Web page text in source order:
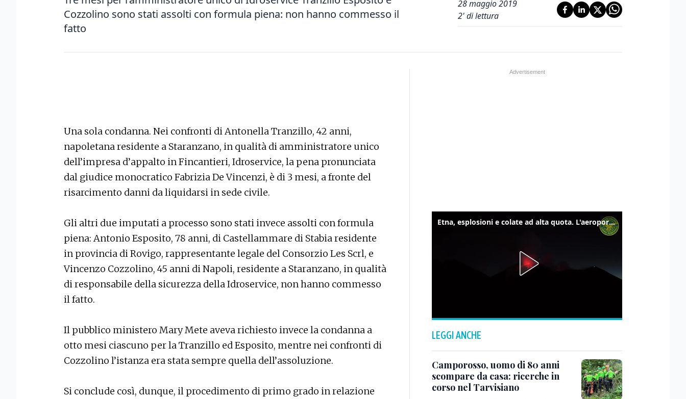
Cozzolino sono stati assolti con formula piena: non hanno commesso il
fatto
28 maggio 2019
2' di lettura
Una sola condanna. Nei confronti di Antonella Tranzillo, 42 anni,
napoletana residente a Staranzano, in qualità di amministratore unico
dell’impresa d’appalto in Fincantieri, Idroservice, la pena pronunciata
dal giudice monocratico Fabrizia De Vincenzi, è di 3 mesi, a fronte del
risarcimento danni da liquidarsi in sede civile.
Gli altri due imputati a processo sono stati invece assolti con formula
piena: Antonio Esposito, 78 anni, di Castellammare di Stabia residente
in provincia di Rovigo, rappresentante legale del Consorzio Les Scrl, e
Vincenzo Cozzolino, 45 anni di Napoli, residente a Staranzano, in qualità
di responsabile della sicurezza della Idroservice, non hanno commesso
il fatto.
Il pubblico ministero Mary Mete aveva richiesto invece la condanna a
otto mesi ciascuno per la Tranzillo ed Esposito, mentre nei confronti di
Cozzolino l’istanza era stata sempre quella dell’assoluzione.
Si conclude così, dunque, il procedimento di primo grado in relazione
Etna, esplosioni e colate ad alta quota. L'aeroporto di Catania verso la normalità
LEGGI ANCHE
Camporosso, uomo di 80 anni
scompare da casa: ricerche in
corso nel Tarvisiano